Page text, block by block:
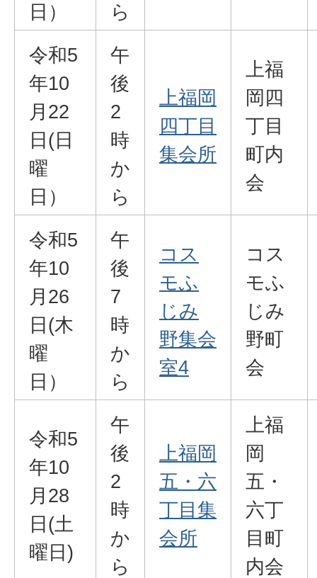
日）
ら
令和5
年10
月22
日(日
曜
日）
午
後
2
時
か
ら
上福岡
四丁目
集会所
上福
岡四
丁目
町内
会
令和5
年10
月26
日(木
曜
日）
午
後
7
時
か
ら
コス
モふ
じみ
野集会
室4
コス
モふ
じみ
野町
会
令和5
年10
月28
日(土
曜日)
午
後
2
時
か
ら
上福岡
五・六
丁目集
会所
上福
岡
五・
六丁
目町
内会